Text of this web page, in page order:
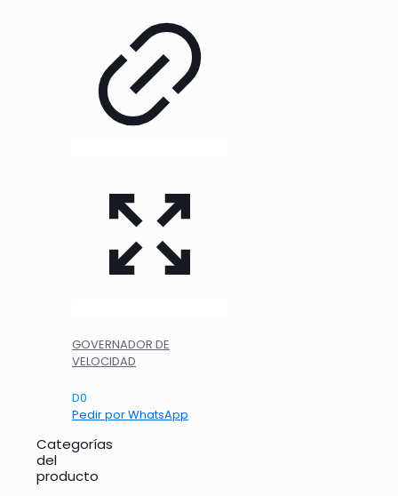
GOVERNADOR DE
VELOCIDAD
D0
Pedir por WhatsApp
Categorías
del
producto